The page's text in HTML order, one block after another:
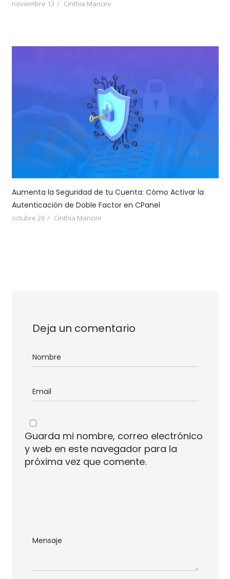
noviembre 13 Cinthia Mancini
Aumenta la Seguridad de tu Cuenta: Cómo Activar la
Autenticación de Doble Factor en CPanel
octubre 26 Cinthia Mancini
Deja un comentario
Guarda mi nombre, correo electrónico
y web en este navegador para la
próxima vez que comente.